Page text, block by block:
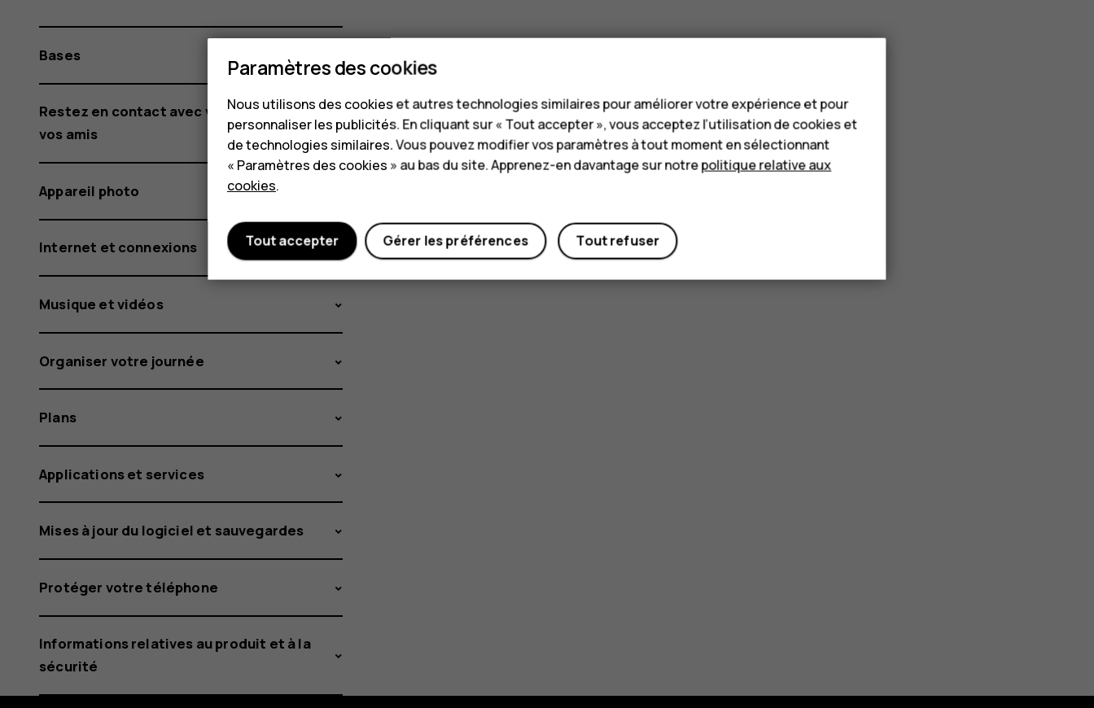
Bases
Restez en contact avec votre famille et
vos amis
Appareil photo
Internet et connexions
Musique et vidéos
Organiser votre journée
Plans
Applications et services
Mises à jour du logiciel et sauvegardes
Protéger votre téléphone
Informations relatives au produit et à la
sécurité
Paramètres des cookies
Nous utilisons des cookies et autres technologies similaires pour améliorer votre expérience et pour
personnaliser les publicités. En cliquant sur « Tout accepter », vous acceptez l’utilisation de cookies et
de technologies similaires. Vous pouvez modifier vos paramètres à tout moment en sélectionnant
« Paramètres des cookies » au bas du site. Apprenez-en davantage sur notrepolitique relative aux
cookies.
Tout refuser
Gérer les préférences
Tout accepter